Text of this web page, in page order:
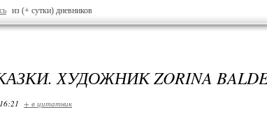
из (+ сутки) дневников
ХУДОЖНИК ZORINA
+ в цитатник